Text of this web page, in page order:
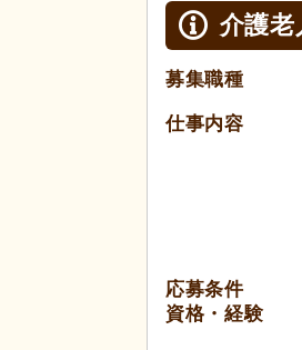
介護
募集職種
仕事内容
応募条件
資格・経験